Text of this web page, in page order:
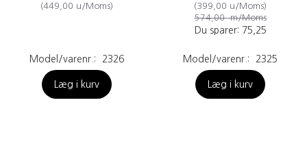
(449,00 u/Moms)
Model/varenr.: 2326
Læg i kurv
(399,00 u/Moms)
574,00m/Moms
Du sparer: 75,25
Model/varenr.: 2325
Læg i kurv